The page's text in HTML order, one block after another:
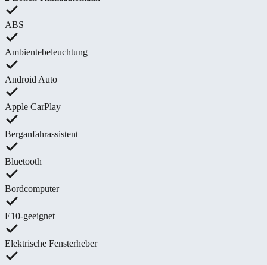
ABS
Ambientebeleuchtung
Android Auto
Apple CarPlay
Berganfahrassistent
Bluetooth
Bordcomputer
E10-geeignet
Elektrische Fensterheber